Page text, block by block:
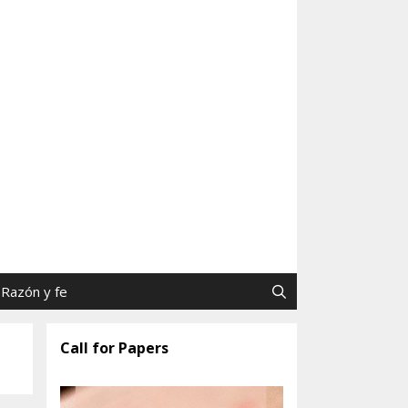
Razón y fe
Call for Papers